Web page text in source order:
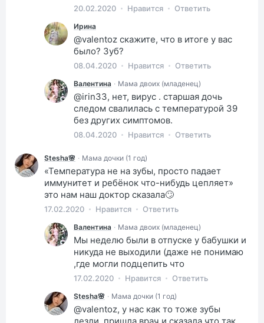
20.02.2020 Нравится Ответить
Ирина
@valentoz скажите, что в итоге у вас
было? Зуб?
08.04.2020 Нравится Ответить
Валентина · Мама двоих (младенец)
@irin33, нет, вирус . старшая дочь
следом свалилась с температурой 39
без других симптомов.
08.04.2020 Нравится Ответить
Stesha🌸 · Мама дочки (1 год)
«Температура не на зубы, просто падает
иммунитет и ребёнок что-нибудь цепляет»
это нам наш доктор сказала🙄
17.02.2020 Нравится Ответить
Валентина · Мама двоих (младенец)
Мы неделю были в отпуске у бабушки и
никуда не выходили (даже не понимаю
,где могли подцепить что
17.02.2020 Нравится Ответить
Stesha🌸 · Мама дочки (1 год)
@valentoz, у нас как то тоже зубы